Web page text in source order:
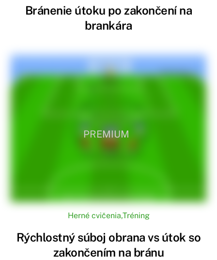
Bránenie útoku po zakončení na
brankára
PREMIUM
Herné cvičenia,Tréning
Rýchlostný súboj obrana vs útok so
zakončením na bránu